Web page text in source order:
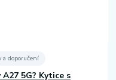
doporučení
5G? Kytice s